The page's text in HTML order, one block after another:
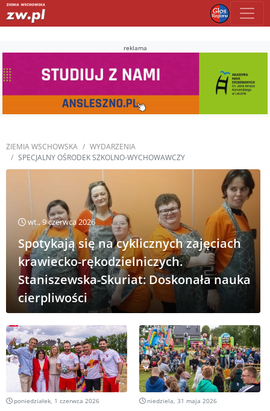
reklama
ZIEMIA WSCHOWSKA
WYDARZENIA
SPECJALNY OŚRODEK SZKOLNO-WYCHOWAWCZY
wt., 9 czerwca 2026
Spotykają się na cyklicznych zajęciach
krawiecko-rękodzielniczych.
Staniszewska-Skuriat: Doskonała nauka
cierpliwości
poniedziałek, 1 czerwca 2026 niedziela, 31 maja 2026